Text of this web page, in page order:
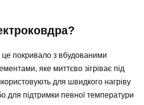
покривало з вбудованими
яке миттєво зігріває під
для швидкого нагріву
для підтримки певної температури